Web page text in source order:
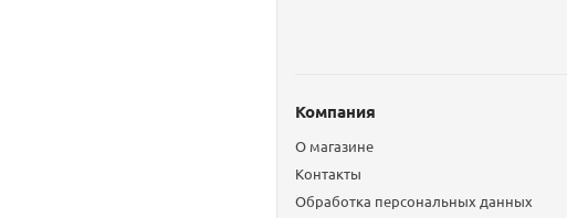
Компания
О магазине
Контакты
Обработка персональных данных